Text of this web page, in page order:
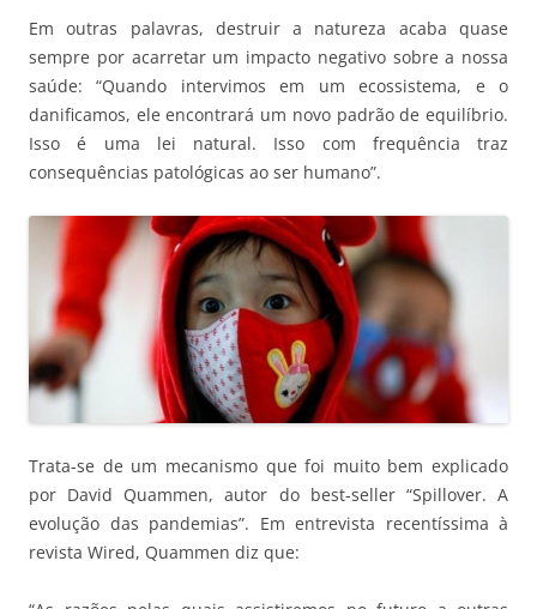
Em outras palavras, destruir a natureza acaba quase
sempre por acarretar um impacto negativo sobre a nossa
saúde: “Quando intervimos em um ecossistema, e o
danificamos, ele encontrará um novo padrão de equilíbrio.
Isso é uma lei natural. Isso com frequência traz
consequências patológicas ao ser humano”.
Trata-se de um mecanismo que foi muito bem explicado
por David Quammen, autor do best-seller “Spillover. A
evolução das pandemias”. Em entrevista recentíssima à
revista Wired, Quammen diz que: